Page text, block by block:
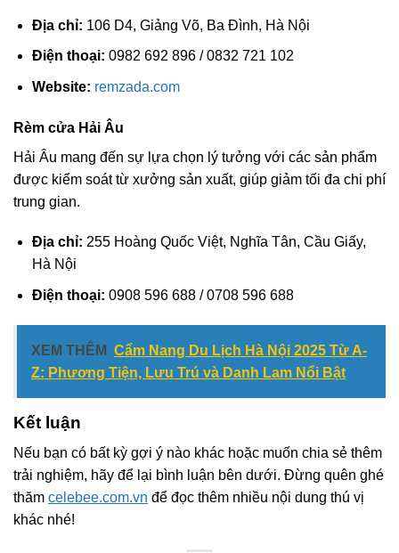
Địa chỉ: 106 D4, Giảng Võ, Ba Đình, Hà Nội
Điện thoại: 0982 692 896 / 0832 721 102
Website: remzada.com
Rèm cửa Hải Âu
Hải Âu mang đến sự lựa chọn lý tưởng với các sản phẩm
được kiểm soát từ xưởng sản xuất, giúp giảm tối đa chi phí
trung gian.
Địa chỉ: 255 Hoàng Quốc Việt, Nghĩa Tân, Cầu Giấy,
Hà Nội
Điện thoại: 0908 596 688 / 0708 596 688
XEM THÊM Cẩm Nang Du Lịch Hà Nội 2025 Từ A-
Z: Phương Tiện, Lưu Trú và Danh Lam Nổi Bật
Kết luận
Nếu bạn có bất kỳ gợi ý nào khác hoặc muốn chia sẻ thêm
trải nghiệm, hãy để lại bình luận bên dưới. Đừng quên ghé
thăm celebee.com.vn để đọc thêm nhiều nội dung thú vị
khác nhé!